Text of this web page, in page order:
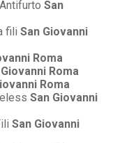
San
fili San Giovanni
Roma
Roma
Roma
San Giovanni
San Giovanni